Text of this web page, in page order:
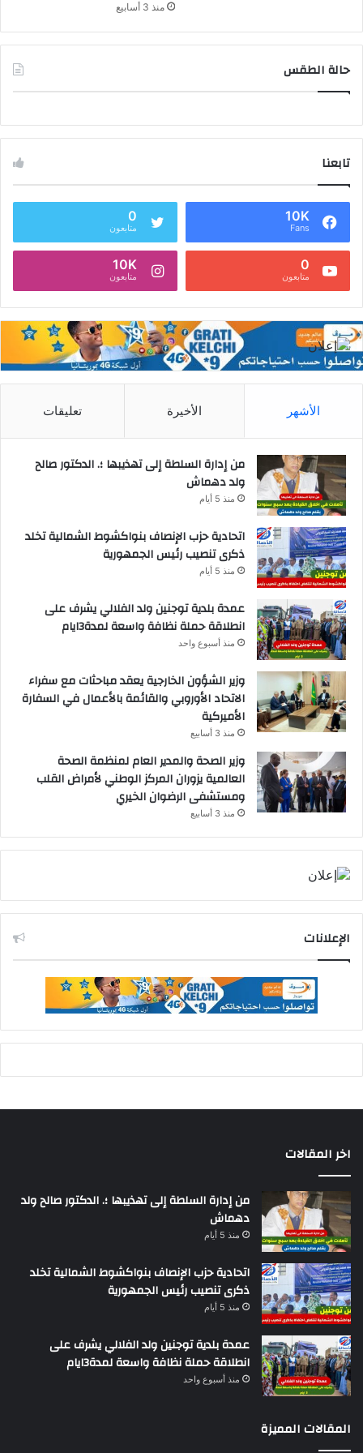
منذ 3 أسابيع
حالة الطقس
تابعنا
10K
Fans
0
متابعون
0
متابعون
10K
متابعون
الأشهر الأخيرة تعليقات
من إدارة السلطة إلى تهذيبها ؛. الدكتور صالح
ولد دهماش
منذ 5 أيام
اتحادية حزب الإنصاف بنواكشوط الشمالية تخلد
ذكرى تنصيب رئيس الجمهورية
منذ 5 أيام
عمدة بلدية توجنين ولد الفلالي يشرف على
انطلاقة حملة نظافة واسعة لمدة3ايام
منذ أسبوع واحد
وزير الشؤون الخارجية يعقد مباحثات مع سفراء
الاتحاد الأوروبي والقائمة بالأعمال في السفارة
الأميركية
منذ 3 أسابيع
وزير الصحة والمدير العام لمنظمة الصحة
العالمية يزوران المركز الوطني لأمراض القلب
ومستشفى الرضوان الخيري
منذ 3 أسابيع
الإعلانات
اخر المقالات
من إدارة السلطة إلى تهذيبها ؛. الدكتور صالح ولد
دهماش
منذ 5 أيام
اتحادية حزب الإنصاف بنواكشوط الشمالية تخلد
ذكرى تنصيب رئيس الجمهورية
منذ 5 أيام
عمدة بلدية توجنين ولد الفلالي يشرف على
انطلاقة حملة نظافة واسعة لمدة3ايام
منذ أسبوع واحد
المقالات المميزة